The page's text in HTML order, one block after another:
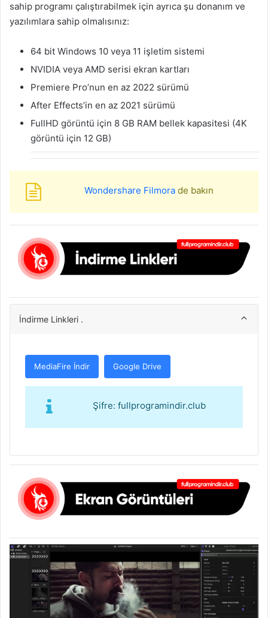
sahip programı çalıştırabilmek için ayrıca şu donanım ve
yazılımlara sahip olmalısınız:
64 bit Windows 10 veya 11 işletim sistemi
NVIDIA veya AMD serisi ekran kartları
Premiere Pro’nun en az 2022 sürümü
After Effects’in en az 2021 sürümü
FullHD görüntü için 8 GB RAM bellek kapasitesi (4K
görüntü için 12 GB)
Wondershare Filmora de bakın
İndirme Linkleri .
MediaFire İndir Google Drive
Şifre: fullprogramindir.club